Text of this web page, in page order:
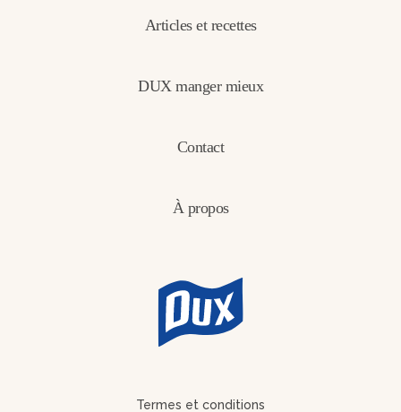
Articles et recettes
DUX manger mieux
Contact
À propos
Termes et conditions